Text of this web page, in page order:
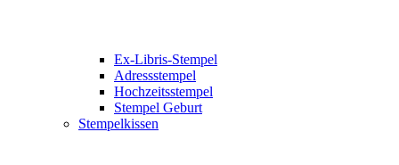
Ex-Libris-Stempel
Adressstempel
Hochzeitsstempel
Stempel Geburt
Stempelkissen